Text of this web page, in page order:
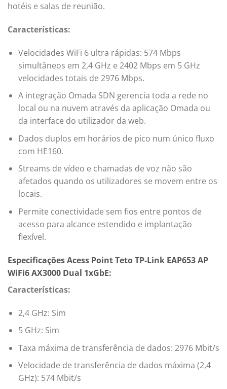
hotéis e salas de reunião.
Características:
Velocidades WiFi 6 ultra rápidas: 574 Mbps
simultâneos em 2,4 GHz e 2402 Mbps em 5 GHz
velocidades totais de 2976 Mbps.
A integração Omada SDN gerencia toda a rede no
local ou na nuvem através da aplicação Omada ou
da interface do utilizador da web.
Dados duplos em horários de pico num único fluxo
com HE160.
Streams de vídeo e chamadas de voz não são
afetados quando os utilizadores se movem entre os
locais.
Permite conectividade sem fios entre pontos de
acesso para alcance estendido e implantação
flexível.
Especificações Acess Point Teto TP-Link EAP653 AP
WiFi6 AX3000 Dual 1xGbE:
Características:
2,4 GHz: Sim
5 GHz: Sim
Taxa máxima de transferência de dados: 2976 Mbit/s
Velocidade de transferência de dados máxima (2,4
GHz): 574 Mbit/s